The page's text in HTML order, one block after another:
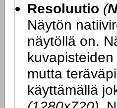
Resoluutio (
Näytön
näytöllä on.
mutta
käyttämällä